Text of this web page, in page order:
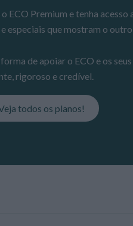
ECO Premium e tenha
especiais que mostram o
de apoiar o ECO e os
rigoroso e credível.
todos os planos!